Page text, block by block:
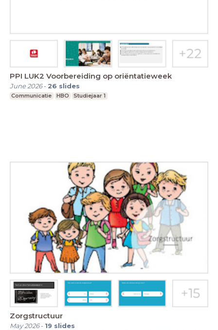
PPI LUK2 Voorbereiding op oriëntatieweek
June 2026- 26 slides
Communicatie HBO Studiejaar 1
Zorgstructuur
May 2026- 19 slides